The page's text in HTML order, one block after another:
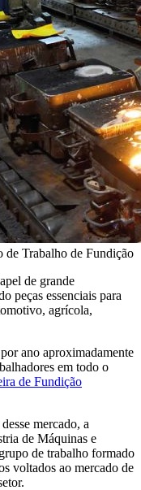
de Trabalho de Fundição
de grande
peças essenciais para
agrícola,
ano aproximadamente
em todo o
de Fundição
mercado, a
de Máquinas e
de trabalho formado
voltados ao mercado de